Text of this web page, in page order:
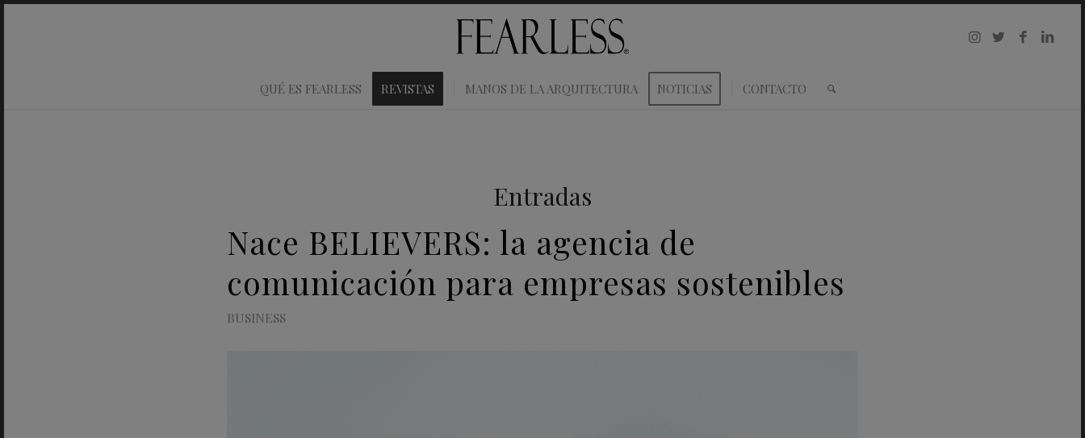
QUÉ ES FEARLESS REVISTAS MANOS DE LA ARQUITECTURA NOTICIAS CONTACTO
Entradas
Nace BELIEVERS: la agencia de
comunicación para empresas sostenibles
BUSINESS